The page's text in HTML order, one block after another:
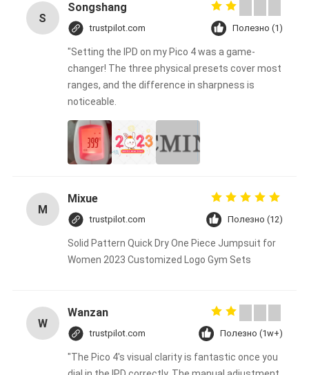
S
Songshang
trustpilot.com Полезно (1)
"Setting the IPD on my Pico 4 was a game-
changer! The three physical presets cover most
ranges, and the difference in sharpness is
noticeable.
M
Mixue
trustpilot.com Полезно (12)
Solid Pattern Quick Dry One Piece Jumpsuit for
Women 2023 Customized Logo Gym Sets
W
Wanzan
trustpilot.com Полезно (1w+)
"The Pico 4's visual clarity is fantastic once you